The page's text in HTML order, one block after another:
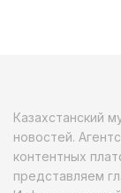
Казахстанский
новостей.
контентных
представляем